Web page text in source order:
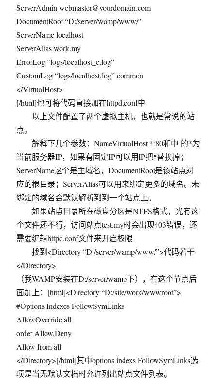
ServerAdmin webmaster@yourdomain.com
DocumentRoot “D:/server/wamp/www/”
ServerName localhost
ServerAlias work.my
ErrorLog “logs/localhost_e.log”
CustomLog “logs/localhost.log” common
</VirtualHost>
[/html]也可将代码直接加在httpd.conf中
以上文件配置了两个虚拟主机，也就是常说的站
点。
解释下几个参数：NameVirtualHost *:80和中 的*为
当前服务器IP，如果有固定IP可以用IP把*替换掉；
ServerName这个是主域名，DocumentRoot是该站点对
应的根目录；ServerAlias可以用来绑定更多的域名。未
绑定的域名会默认解析到到一个站点上。
如果站点目录所在磁盘分区是NTFS格式，光有这
个文件还不行，访问站点test.my时会出现403错误，还
需要编辑httpd.conf文件来开启权限
找到<Directory “D:/server/wamp/www/”>代码若干
</Directory>
（我WAMP安装在D:/server/wamp下），在这个节点后
面加上：[html]<Directory “D:/site/work/wwwroot”>
#Options Indexes FollowSymLinks
AllowOverride all
order Allow,Deny
Allow from all
</Directory>[/html]其中options indexs FollowSymLinks选
项是当无默认文档时允许列出站点文件列表。